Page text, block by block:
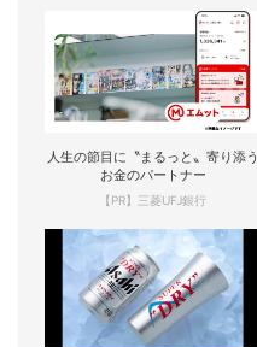
人生の節目に〝まるっと〟寄り添う
お金のパートナー
【PR】三菱UFJ銀行